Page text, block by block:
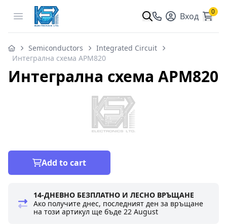
Open menu Вход 0
Semiconductors
Integrated Circuit
Интегрална схема APM820
Интегрална схема APM820
Add to cart
14-ДНЕВНО БЕЗПЛАТНО И ЛЕСНО ВРЪЩАНЕ
Ако получите днес, последният ден за връщане
на този артикул ще бъде22 August